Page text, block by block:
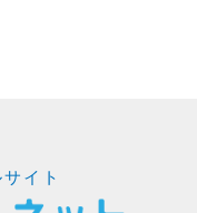
イト